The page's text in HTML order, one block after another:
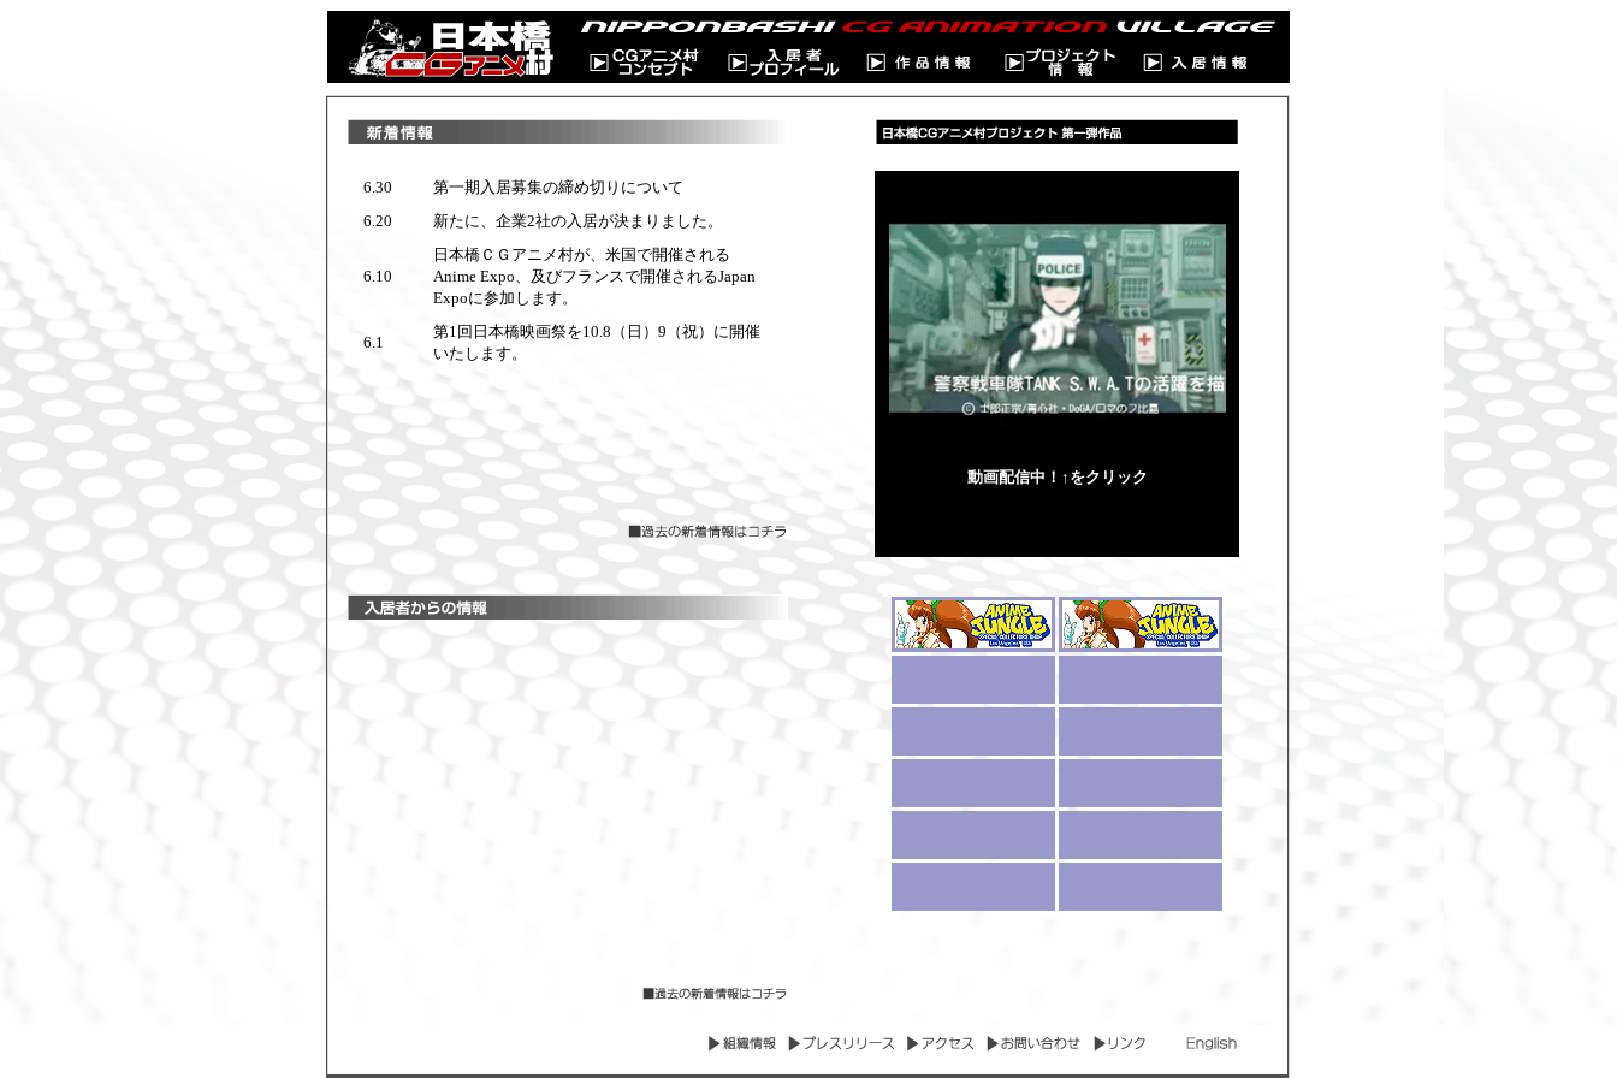
6.30
第一期入居募集の締め切りについて
6.20
新たに、企業2社の入居が決まりました。
6.10
日本橋ＣＧアニメ村が、米国で開催される
Anime Expo、及びフランスで開催されるJapan
Expoに参加します。
6.1
第1回日本橋映画祭を10.8（日）9（祝）に開催
いたします。
動画配信中！↑をクリック